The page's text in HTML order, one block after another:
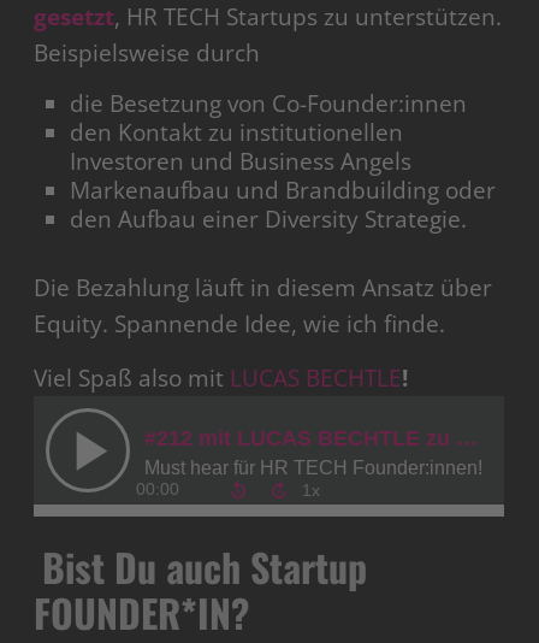
gesetzt, HR TECH Startups zu unterstützen.
Beispielsweise durch
die Besetzung von Co-Founder:innen
den Kontakt zu institutionellen
Investoren und Business Angels
Markenaufbau und Brandbuilding oder
den Aufbau einer Diversity Strategie.
Die Bezahlung läuft in diesem Ansatz über
Equity. Spannende Idee, wie ich finde.
Viel Spaß also mit LUCAS BECHTLE!
Bist Du auch Startup
FOUNDER*IN?